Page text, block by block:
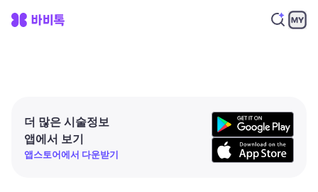
더 많은 시술정보
앱에서 보기
앱스토어에서 다운받기